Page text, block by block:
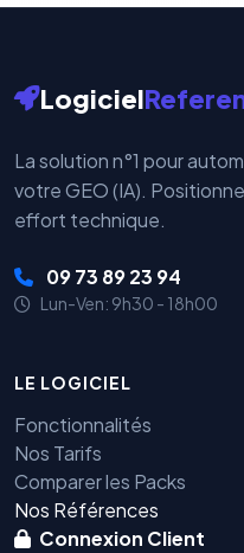
Logiciel
La solution n°1 pour
votre GEO (IA).
effort technique.
09 73 89 23 94
Lun-Ven: 9h30 - 18h00
LE LOGICIEL
Fonctionnalités
Nos Tarifs
Comparer les Packs
Nos Références
Connexion Client